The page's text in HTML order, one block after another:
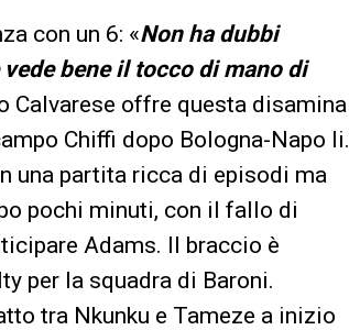
con un 6: «Non ha dubbi
bene il tocco di mano di
Calvarese offre questa disamina
Chiffi dopo Bologna-Napo li.
una partita ricca di episodi ma
pochi minuti, con il fallo di
Adams. Il braccio è
per la squadra di Baroni.
tra Nkunku e Tameze a inizio